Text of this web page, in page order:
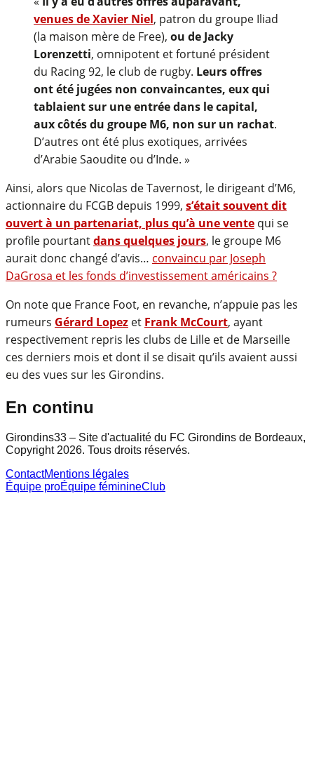
venues de Xavier Niel, patron du groupe Iliad
(la maison mère de Free), ou de Jacky
Lorenzetti, omnipotent et fortuné président
du Racing 92, le club de rugby. Leurs offres
ont été jugées non convaincantes, eux qui
tablaient sur une entrée dans le capital,
aux côtés du groupe M6, non sur un rachat.
D’autres ont été plus exotiques, arrivées
d’Arabie Saoudite ou d’Inde. »
Ainsi, alors que Nicolas de Tavernost, le dirigeant d’M6,
actionnaire du FCGB depuis 1999, s’était souvent dit
ouvert à un partenariat, plus qu’à une vente qui se
profile pourtantdans quelques jours, le groupe M6
aurait donc changé d’avis… convaincu par Joseph
DaGrosa et les fonds d’investissement américains ?
On note que France Foot, en revanche, n’appuie pas les
rumeurs Gérard Lopez et Frank McCourt, ayant
respectivement repris les clubs de Lille et de Marseille
ces derniers mois et dont il se disait qu’ils avaient aussi
eu des vues sur les Girondins.
En continu
Girondins33 – Site d'actualité du FC Girondins de Bordeaux,
Copyright 2026. Tous droits réservés.
ContactMentions légales
Équipe proÉquipe féminineClub